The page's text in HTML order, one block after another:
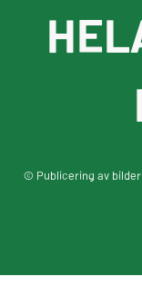
© Publicering av bilder